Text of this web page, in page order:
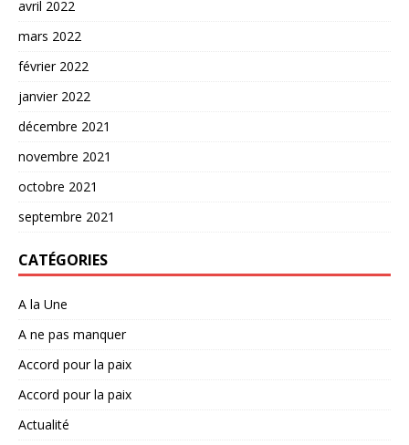
avril 2022
mars 2022
février 2022
janvier 2022
décembre 2021
novembre 2021
octobre 2021
septembre 2021
CATÉGORIES
A la Une
A ne pas manquer
Accord pour la paix
Accord pour la paix
Actualité